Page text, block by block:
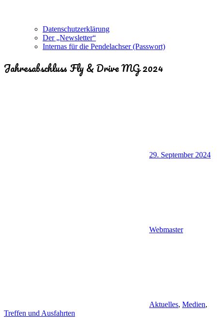
Datenschutzerklärung
Der „Newsletter“
Internas für die Pendelachser (Passwort)
Jahresabschluss Fly & Drive MG 2024
29. September 2024
Webmaster
Aktuelles, Medien,
Treffen und Ausfahrten